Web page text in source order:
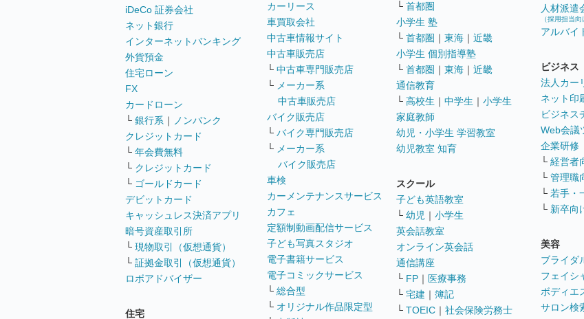
iDeCo 証券会社
ネット銀行
インターネットバンキング
外貨預金
住宅ローン
FX
カードローン
└ 銀行系 ｜
ノンバンク
クレジットカード
└ 年会費無料
└ クレジットカード
└ ゴールドカード
デビットカード
キャッシュレス決済アプリ
暗号資産取引所
└ 現物取引（仮想通貨）
└ 証拠金取引（仮想通貨）
ロボアドバイザー
住宅
カーリース
車買取会社
中古車情報サイト
中古車販売店
└ 中古車専門販売店
└ メーカー系
中古車販売店
バイク販売店
└ バイク専門販売店
└ メーカー系
バイク販売店
車検
カーメンテナンスサービス
カフェ
定額制動画配信サービス
子ども写真スタジオ
電子書籍サービス
電子コミックサービス
└ 総合型
└ オリジナル作品限定型
└ 首都圏
小学生 塾
└ 首都圏 ｜ 東海 ｜ 近畿
小学生 個別指導塾
└ 首都圏 ｜ 東海 ｜ 近畿
通信教育
└ 高校生 ｜ 中学生 ｜ 小学生
家庭教師
幼児・小学生 学習教室
幼児教室 知育
スクール
子ども英語教室
└ 幼児 ｜ 小学生
英会話教室
オンライン英会話
通信講座
└ FP ｜ 医療事務
└ 宅建 ｜ 簿記
└ TOEIC ｜ 社会保険労務士
人材派遣
（採用担当向
アルバイ
ビジネス
法人カー
ネット印
ビジネス
Web会議
企業研修
└ 経営者
└ 管理職
└ 若手・
└ 新卒向
美容
ブライダ
フェイシ
ボディエ
サロン検